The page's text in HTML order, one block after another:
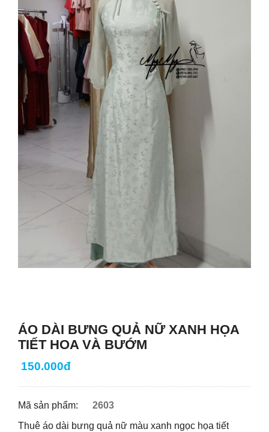
ÁO DÀI BƯNG QUẢ NỮ XANH HỌA
TIẾT HOA VÀ BƯỚM
150.000đ
Mã sản phẩm:
2603
Thuê áo dài bưng quả nữ màu xanh ngọc họa tiết